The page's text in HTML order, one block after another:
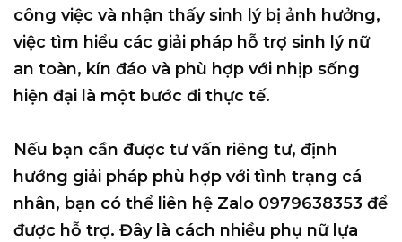
công việc và nhận thấy sinh lý bị ảnh hưởng,
việc tìm hiểu các giải pháp hỗ trợ sinh lý nữ
an toàn, kín đáo và phù hợp với nhịp sống
hiện đại là một bước đi thực tế.
Nếu bạn cần được tư vấn riêng tư, định
hướng giải pháp phù hợp với tình trạng cá
nhân, bạn có thể liên hệ Zalo 0979638353 để
được hỗ trợ. Đây là cách nhiều phụ nữ lựa